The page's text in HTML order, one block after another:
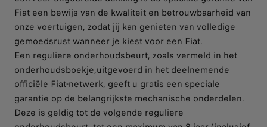
Fiat een bewijs van de kwaliteit en betrouwbaarheid van
onze voertuigen, zodat jij kan genieten van volledige
gemoedsrust wanneer je kiest voor een Fiat.
Een reguliere onderhoudsbeurt, zoals vermeld in het
onderhoudsboekje,uitgevoerd in het deelnemende
officiële Fiat-netwerk, geeft u gratis een speciale
garantie op de belangrijkste mechanische onderdelen.
Deze is geldig tot de volgende reguliere